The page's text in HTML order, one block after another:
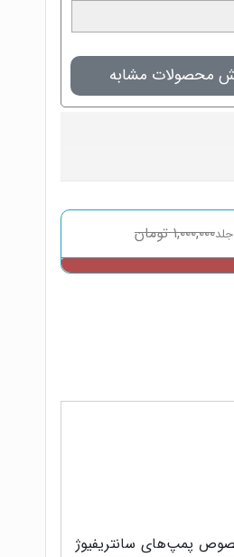
محصولات مشابه
۱,۰۰۰,۰۰۰ تومان
پمپ‌های سانتریفیوژ